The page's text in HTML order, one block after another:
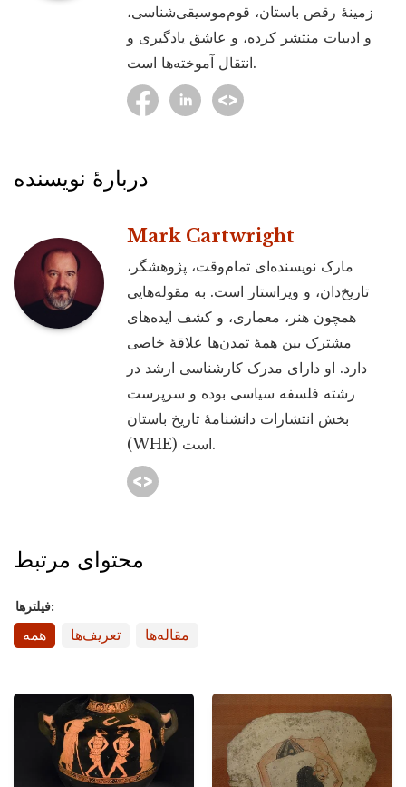
زمینۀ رقص باستان، قوم‌موسیقی‌شناسی،
و ادبیات منتشر کرده، و عاشق یادگیری و
انتقال آموخته‌ها است.
دربارۀ نویسنده
Mark Cartwright
مارک نویسنده‌ای تمام‌وقت، پژوهشگر،
تاریخ‌دان، و ویراستار است. به مقوله‌هایی
همچون هنر، معماری، و کشف ایده‌های
مشترک بین همۀ تمدن‌ها علاقۀ خاصی
دارد. او دارای مدرک کارشناسی ارشد در
رشته فلسفه سیاسی بوده و سرپرست
بخش انتشارات دانشنامۀ تاریخ باستان
(WHE) است.
محتوای مرتبط
فیلترها:
همه تعریف‌ها مقاله‌ها